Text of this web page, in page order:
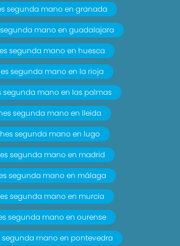
segunda mano en granada
mano en guadalajara
segunda mano en huesca
segunda mano en la rioja
segunda mano en las palmas
segunda mano en lleida
segunda mano en lugo
segunda mano en madrid
segunda mano en málaga
segunda mano en murcia
segunda mano en ourense
segunda mano en pontevedra